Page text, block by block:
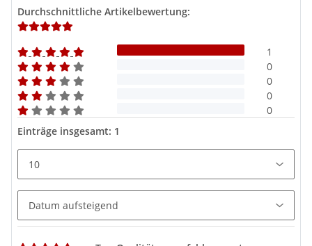
Durchschnittliche Artikelbewertung:
1
0
0
0
0
Einträge insgesamt: 1